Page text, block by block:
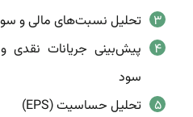
تحلیل نسبت‌های مالی و
پیش‌بینی جریانات
سود
تحلیل حساسیت (EPS)